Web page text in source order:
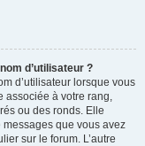
d’utilisateur ?
d’utilisateur lorsque vous
associée à votre rang,
ou des ronds. Elle
que vous avez
sur le forum. L’autre